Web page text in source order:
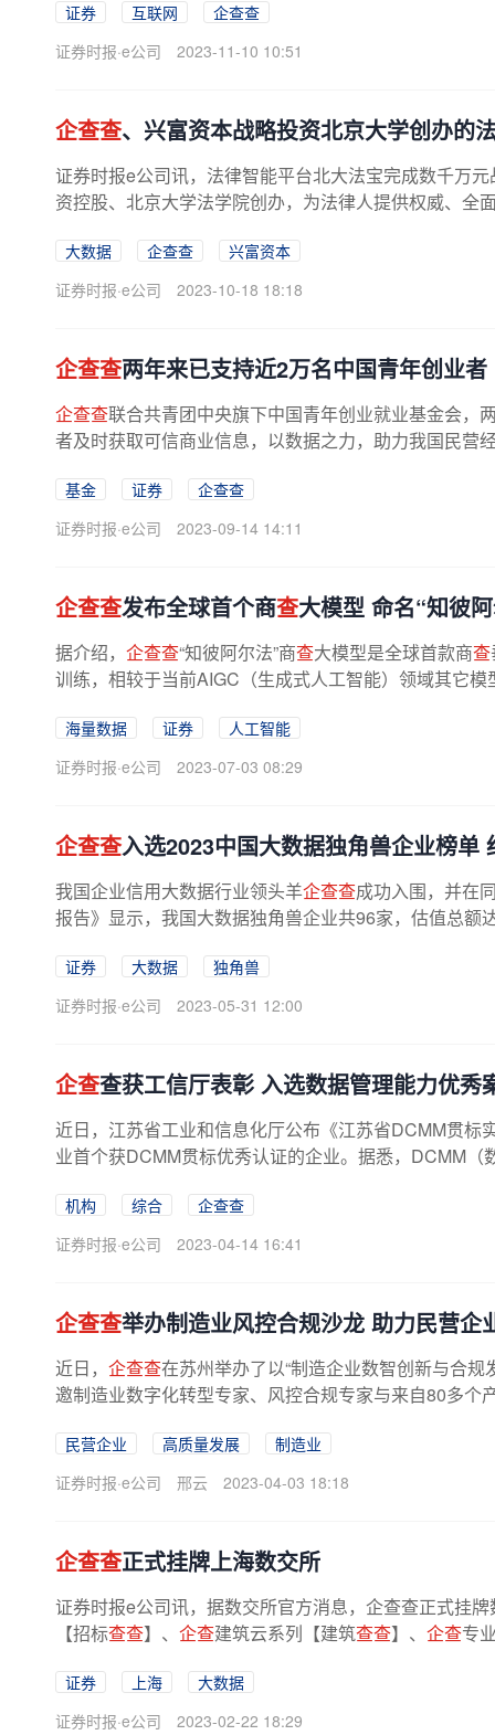
证券 互联网
企查查
证券时报·e公司
2023-11-10 10:51
企查查、兴富资本战略投资北京大学创办的
证券时报e公司讯，法律智能平台北大法宝完成数千万
资控股、北京大学法学院创办，为法律人提供权威、全
大数据 企查查
兴富资本
证券时报·e公司
2023-10-18 18:18
企查查两年来已支持近2万名中国青年创业者
企查查联合共青团中央旗下中国青年创业就业基金会，
者及时获取可信商业信息，以数据之力，助力我国民营
基金 证券
企查查
证券时报·e公司
2023-09-14 14:11
企查查发布全球首个商查大模型 命名“知彼
据介绍， 企查查“知彼阿尔法”商查大模型是全球首款商查
训练，相较于当前AIGC（生成式人工智能）领域其它模
海量数据 证券
人工智能
证券时报·e公司
2023-07-03 08:29
企查查入选2023中国大数据独角兽企业榜单
我国企业信用大数据行业领头羊企查查成功入围，并在
报告》显示，我国大数据独角兽企业共96家，估值总
证券 大数据
独角兽
证券时报·e公司
2023-05-31 12:00
企查查获工信厅表彰 入选数据管理能力优秀
近日，江苏省工业和信息化厅公布《江苏省DCMM贯标
业首个获DCMM贯标优秀认证的企业。据悉，DCMM
机构 综合
企查查
证券时报·e公司
2023-04-14 16:41
企查查举办制造业风控合规沙龙 助力民营企
近日， 企查查在苏州举办了以“制造企业数智创新与合规
邀制造业数字化转型专家、风控合规专家与来自80多个
民营企业 高质量发展
制造业
证券时报·e公司
邢云 2023-04-03 18:18
企查查正式挂牌上海数交所
证券时报e公司讯，据数交所官方消息，企查查正式挂
【招标查查】、 企查建筑云系列【建筑查查】、 企查专
证券 上海
大数据
证券时报·e公司
2023-02-22 18:29